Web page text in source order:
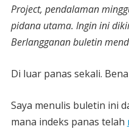
Project, pendalaman
pidana utama. Ingin ini
Berlangganan buletin
Di luar panas sekali.
Saya menulis buletin ini
mana indeks panas telah